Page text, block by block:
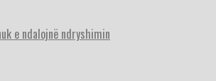
e ndalojnë ndryshimin